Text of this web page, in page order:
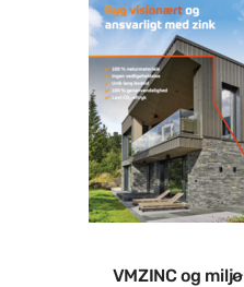
VMZINC og miljø